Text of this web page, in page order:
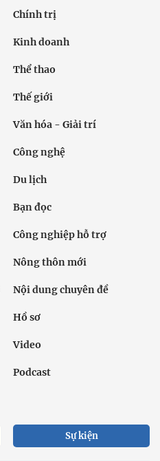
Chính trị
Kinh doanh
Thể thao
Thế giới
Văn hóa - Giải trí
Công nghệ
Du lịch
Bạn đọc
Công nghiệp hỗ trợ
Nông thôn mới
Nội dung chuyên đề
Hồ sơ
Video
Podcast
Sự kiện